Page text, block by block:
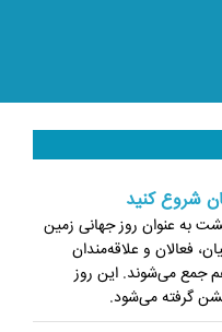
شروع کنید
به عنوان روز جهانی زمین
فعالان و علاقه‌مندان
جمع می­‌شوند. این روز